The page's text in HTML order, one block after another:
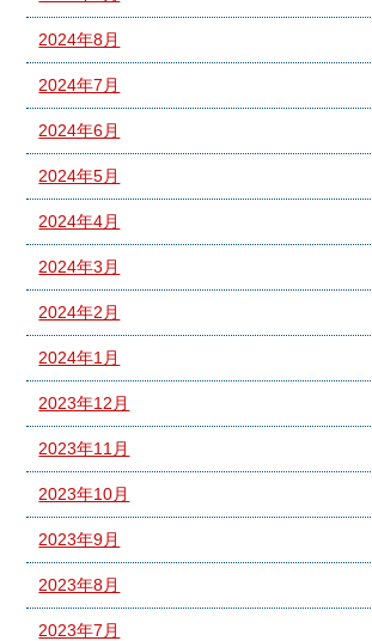
2024年8月
2024年7月
2024年6月
2024年5月
2024年4月
2024年3月
2024年2月
2024年1月
2023年12月
2023年11月
2023年10月
2023年9月
2023年8月
2023年7月